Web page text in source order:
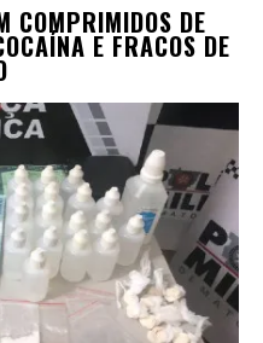
COMPRIMIDOS DE
E FRACOS DE